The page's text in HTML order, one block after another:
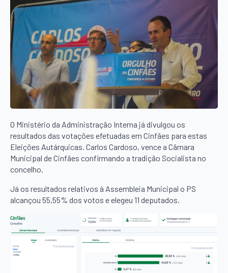
O Ministério da Administração Interna já divulgou os
resultados das votações efetuadas em Cinfães para estas
Eleições Autárquicas. Carlos Cardoso, vence a Câmara
Municipal de Cinfães confirmando a tradição Socialista no
concelho.
Já os resultados relativos à Assembleia Municipal o PS
alcançou 55,55% dos votos e elegeu 11 deputados.